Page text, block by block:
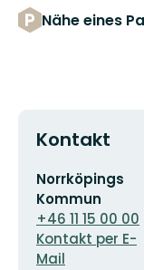
Nähe eines
Kontakt
E-
Mail-
Adresse
Norrköpings
Kommun
+46 11 15 00 00
Kontakt per E-
Mail